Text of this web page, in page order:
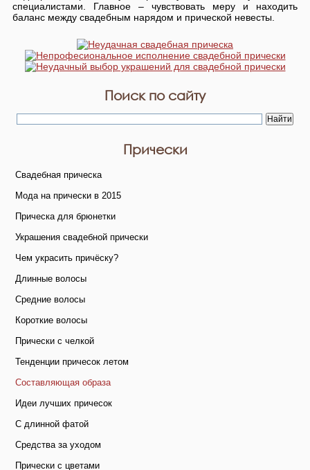
специалистами. Главное – чувствовать меру и находить
баланс между свадебным нарядом и прической невесты.
Поиск по сайту
Прически
Свадебная прическа
Мода на прически в 2015
Прическа для брюнетки
Украшения свадебной прически
Чем украсить причёску?
Длинные волосы
Средние волосы
Короткие волосы
Прически с челкой
Тенденции причесок летом
Составляющая образа
Идеи лучших причесок
C длинной фатой
Средства за уходом
Прически с цветами